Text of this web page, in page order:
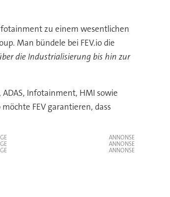
zu einem wesentlichen
Man bündele bei FEV.io die
die Industrialisierung bis hin zur
Infotainment, HMI sowie
FEV garantieren, dass